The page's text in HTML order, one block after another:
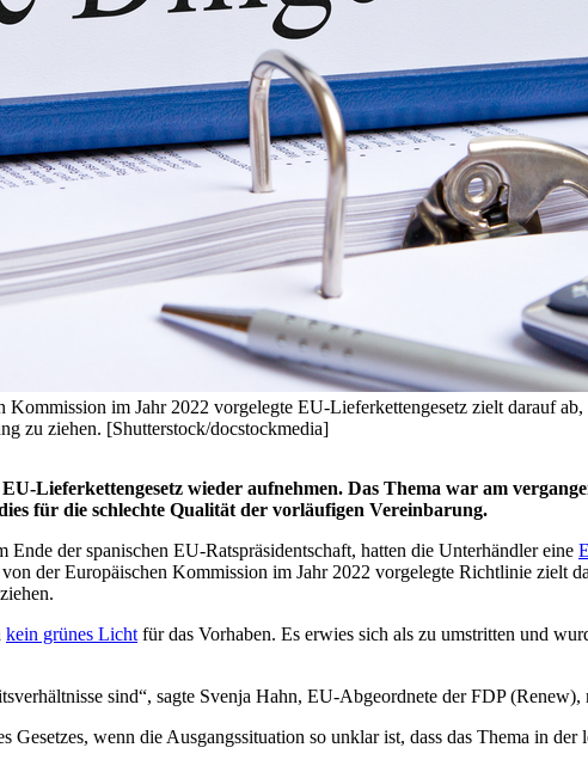
Kommission im Jahr 2022 vorgelegte EU-Lieferkettengesetz zielt darauf
zu ziehen. [Shutterstock/docstockmedia]
Lieferkettengesetz wieder aufnehmen. Das Thema war am
für die schlechte Qualität der vorläufigen Vereinbarung.
der spanischen EU-Ratspräsidentschaft, hatten die Unterhändler eine
der Europäischen Kommission im Jahr 2022 vorgelegte Richtlinie zielt
kein grünes Licht für das Vorhaben. Es erwies sich als zu umstritten und
sind“, sagte Svenja Hahn, EU-Abgeordnete der FDP
Gesetzes, wenn die Ausgangssituation so unklar ist, dass das Thema in